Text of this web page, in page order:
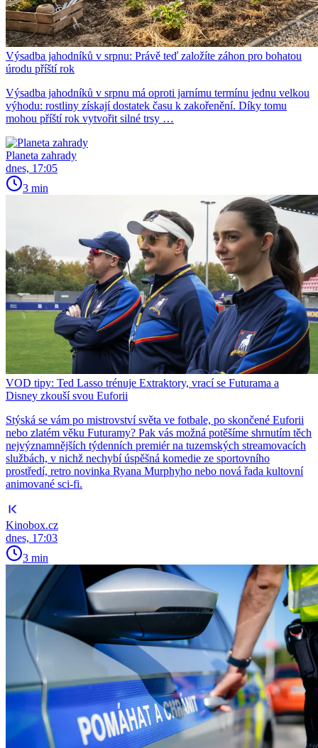
Výsadba jahodníků v srpnu: Právě teď založíte záhon pro bohatou
úrodu příští rok
Výsadba jahodníků v srpnu má oproti jarnímu termínu jednu velkou
výhodu: rostliny získají dostatek času k zakořenění. Díky tomu
mohou příští rok vytvořit silné trsy …
Planeta zahrady
dnes, 17:05
3 min
VOD tipy: Ted Lasso trénuje Extraktory, vrací se Futurama a
Disney zkouší svou Euforii
Stýská se vám po mistrovství světa ve fotbale, po skončené Euforii
nebo zlatém věku Futuramy? Pak vás možná potěšíme shrnutím těch
nejvýznamnějších týdenních premiér na tuzemských streamovacích
službách, v nichž nechybí úspěšná komedie ze sportovního
prostředí, retro novinka Ryana Murphyho nebo nová řada kultovní
animované sci-fi.
Kinobox.cz
dnes, 17:03
3 min